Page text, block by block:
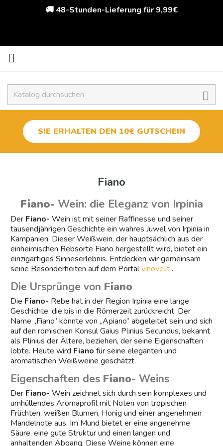
🚚 48-Stunden-Lieferung für 9,99€


SIE ERHALTEN DEN 10€ GUTSCHEIN
Typologie
Fiano
Preis
€
die Preise fallen
Region
Farbe
Gelb
Orange
Hersteller
Dorf
Fiano
Fiano- Wein: die Eleganz von Irpinia
Der Fiano- Wein ist mit seiner Raffinesse und seiner
tausendjährigen Geschichte ein wahres Juwel von Irpinia in
Kampanien. Dieser Weißwein, der hauptsächlich aus der
einheimischen Rebsorte Fiano hergestellt wird, bietet ein
einzigartiges Sinneserlebnis. Entdecken wir gemeinsam
seine Besonderheiten auf dem Portalvinove.it.
Die Ursprünge von Fiano
Die Fiano- Rebe hat in der Region Irpinia eine lange
Geschichte, die bis in die Römerzeit zurückreicht. Der
Name „Fiano“ könnte von „Apiano“ abgeleitet sein und sich
auf den römischen Konsul Gaius Plinius Secundus, bekannt
als Plinius der Ältere, beziehen, der seine Eigenschaften
lobte. Heute wird Fiano für seine eleganten und
aromatischen Weißweine geschätzt.
Eigenschaften des Fiano- Weins
Der Fiano- Wein zeichnet sich durch sein komplexes und
umhüllendes Aromaprofil mit Noten von tropischen
Früchten, weißen Blumen, Honig und einer angenehmen
Mandelnote aus. Im Mund bietet er eine angenehme
Säure, eine gute Struktur und einen langen und
anhaltenden Abgang. Diese Weine können eine